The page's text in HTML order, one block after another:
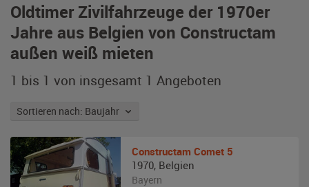
Oldtimer Zivilfahrzeuge der 1970er
Jahre aus Belgien von Constructam
außen weiß mieten
1 bis 1 von insgesamt 1 Angeboten
Sortieren nach: Baujahr
Constructam Comet 5
1970, Belgien
Bayern